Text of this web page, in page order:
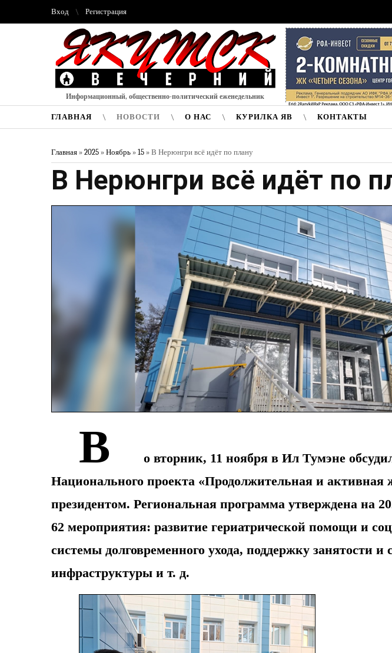
Вход Регистрация
Информационный, общественно-политический еженедельник
ГЛАВНАЯ НОВОСТИ О НАС КУРИЛКА ЯВ КОНТАКТЫ
Главная » 2025 » Ноябрь » 15 » В Нерюнгри всё идёт по плану
В Нерюнгри всё идёт по
В
о вторник, 11 ноября в Ил Тумэне
Национального проекта «Продолжительная и активная
президентом. Региональная программа утверждена на
62 мероприятия: развитие гериатрической помощи и
системы долговременного ухода, поддержку занятости и
инфраструктуры и т. д.